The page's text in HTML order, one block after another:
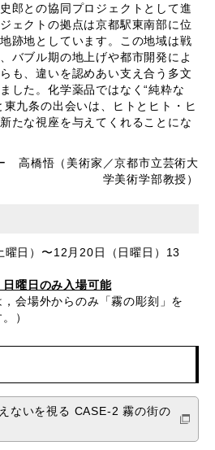
郎との協同プロジェクトとして進
ェクトの拠点は京都駅東南部に位
跡地としています。この地域は戦
バブル期の地上げや都市開発によ
も、違いを認めあい支え合う多文
した。化学薬品ではなく“純粋な
九条の出会いは、ヒトとヒト・ヒ
たな視座を与えてくれることにな
高橋悟（美術家／京都市立芸術大
学美術学部教授）
日）〜12月20日（日曜日）13
曜日のみ入場可能
，会場外からのみ「霧の彫刻」を
）
ないを視る CASE-2 霧の街の